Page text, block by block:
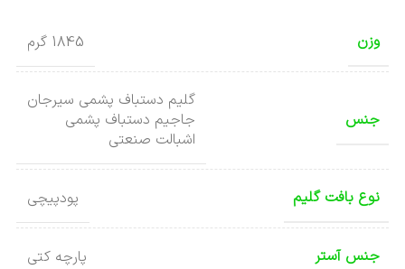
وزن 1845 گرم
جنس
گلیم دستباف پشمی سیرجان
جاجیم دستباف پشمی
اشبالت صنعتی
نوع بافت گلیم پودپیچی
جنس آستر پارچه کتی